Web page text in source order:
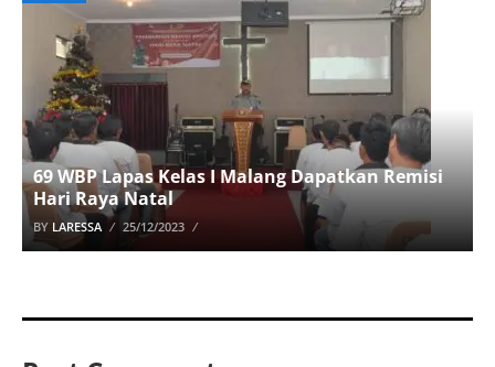
69 WBP Lapas Kelas I Malang Dapatkan Remisi
Hari Raya Natal
BY LARESSA 25/12/2023